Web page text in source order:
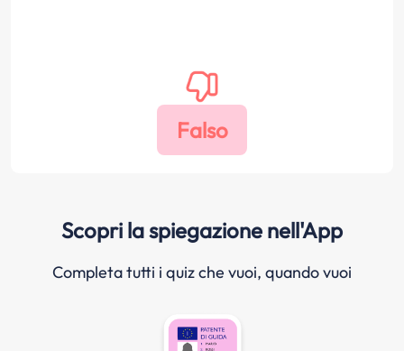
Scopri la spiegazione nell'App
Completa tutti i quiz che vuoi, quando vuoi